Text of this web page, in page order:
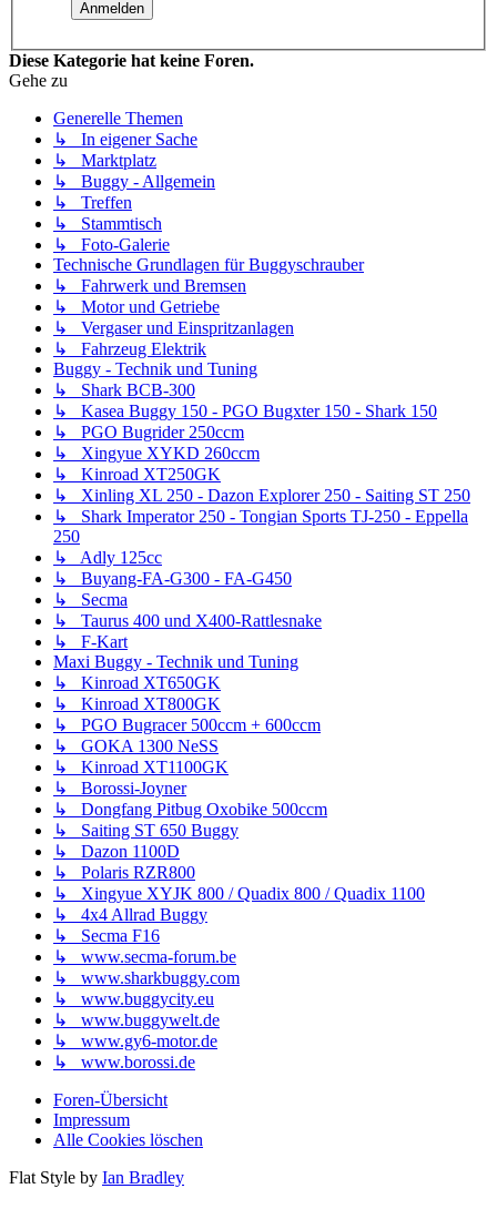
Diese Kategorie hat keine Foren.
Gehe zu
Generelle Themen
↳ In eigener Sache
↳ Marktplatz
↳ Buggy - Allgemein
↳ Treffen
↳ Stammtisch
↳ Foto-Galerie
Technische Grundlagen für Buggyschrauber
↳ Fahrwerk und Bremsen
↳ Motor und Getriebe
↳ Vergaser und Einspritzanlagen
↳ Fahrzeug Elektrik
Buggy - Technik und Tuning
↳ Shark BCB-300
↳ Kasea Buggy 150 - PGO Bugxter 150 - Shark 150
↳ PGO Bugrider 250ccm
↳ Xingyue XYKD 260ccm
↳ Kinroad XT250GK
↳ Xinling XL 250 - Dazon Explorer 250 - Saiting ST 250
↳ Shark Imperator 250 - Tongian Sports TJ-250 - Eppella
250
↳ Adly 125cc
↳ Buyang-FA-G300 - FA-G450
↳ Secma
↳ Taurus 400 und X400-Rattlesnake
↳ F-Kart
Maxi Buggy - Technik und Tuning
↳ Kinroad XT650GK
↳ Kinroad XT800GK
↳ PGO Bugracer 500ccm + 600ccm
↳ GOKA 1300 NeSS
↳ Kinroad XT1100GK
↳ Borossi-Joyner
↳ Dongfang Pitbug Oxobike 500ccm
↳ Saiting ST 650 Buggy
↳ Dazon 1100D
↳ Polaris RZR800
↳ Xingyue XYJK 800 / Quadix 800 / Quadix 1100
↳ 4x4 Allrad Buggy
↳ Secma F16
↳ www.secma-forum.be
↳ www.sharkbuggy.com
↳ www.buggycity.eu
↳ www.buggywelt.de
↳ www.gy6-motor.de
↳ www.borossi.de
Foren-Übersicht
Impressum
Alle Cookies löschen
Flat Style by Ian Bradley